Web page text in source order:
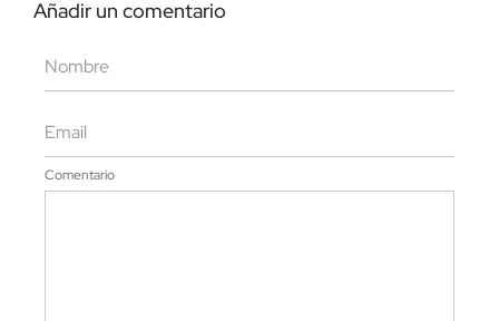
Añadir un comentario
Comentario